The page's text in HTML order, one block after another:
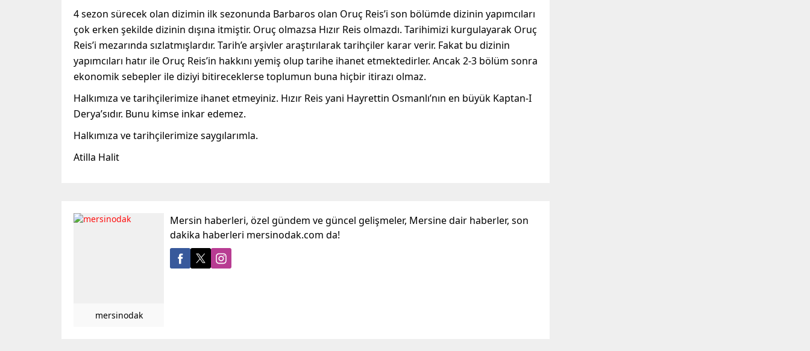
4 sezon sürecek olan dizimin ilk sezonunda Barbaros olan Oruç Reis’i son bölümde dizinin yapımcıları
çok erken şekilde dizinin dışına itmiştir. Oruç olmazsa Hızır Reis olmazdı. Tarihimizi kurgulayarak Oruç
Reis’i mezarında sızlatmışlardır. Tarih’e arşivler araştırılarak tarihçiler karar verir. Fakat bu dizinin
yapımcıları hatır ile Oruç Reis’in hakkını yemiş olup tarihe ihanet etmektedirler. Ancak 2-3 bölüm sonra
ekonomik sebepler ile diziyi bitireceklerse toplumun buna hiçbir itirazı olmaz.
Halkımıza ve tarihçilerimize ihanet etmeyiniz. Hızır Reis yani Hayrettin Osmanlı’nın en büyük Kaptan-I
Derya’sıdır. Bunu kimse inkar edemez.
Halkımıza ve tarihçilerimize saygılarımla.
Atilla Halit
mersinodak
Mersin haberleri, özel gündem ve güncel gelişmeler, Mersine dair haberler, son
dakika haberleri mersinodak.com da!